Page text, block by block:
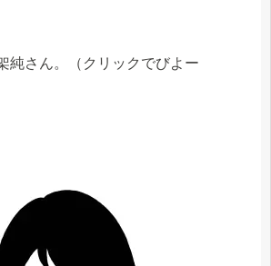
純さん。（クリックでびよー